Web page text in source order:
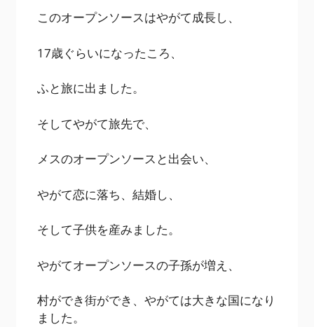
このオープンソースはやがて成長し、
17歳ぐらいになったころ、
ふと旅に出ました。
そしてやがて旅先で、
メスのオープンソースと出会い、
やがて恋に落ち、結婚し、
そして子供を産みました。
やがてオープンソースの子孫が増え、
村ができ街ができ、やがては大きな国になり
ました。